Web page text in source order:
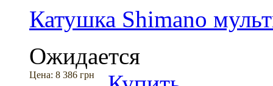
Катушка Shimano
Ожидается
Цена: 8 386 грн